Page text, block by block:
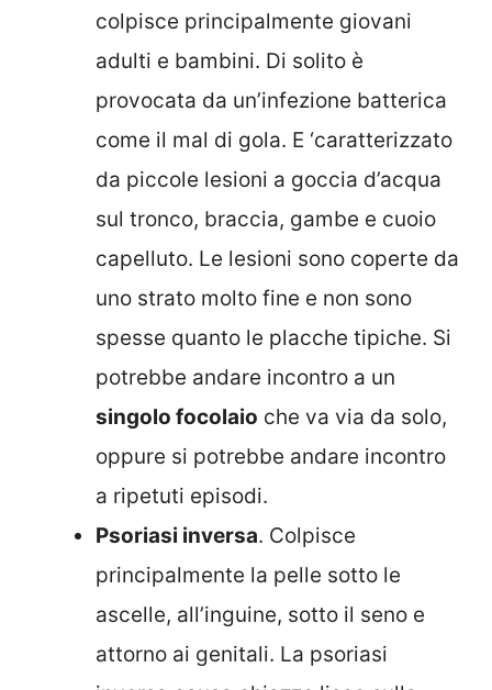
colpisce principalmente giovani
adulti e bambini. Di solito è
provocata da un’infezione batterica
come il mal di gola. E ‘caratterizzato
da piccole lesioni a goccia d’acqua
sul tronco, braccia, gambe e cuoio
capelluto. Le lesioni sono coperte da
uno strato molto fine e non sono
spesse quanto le placche tipiche. Si
potrebbe andare incontro a un
singolo focolaio che va via da solo,
oppure si potrebbe andare incontro
a ripetuti episodi.
Psoriasi inversa. Colpisce
principalmente la pelle sotto le
ascelle, all’inguine, sotto il seno e
attorno ai genitali. La psoriasi